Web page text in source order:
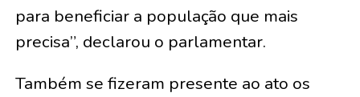
para beneficiar a população que mais
precisa”, declarou o parlamentar.
Também se fizeram presente ao ato os